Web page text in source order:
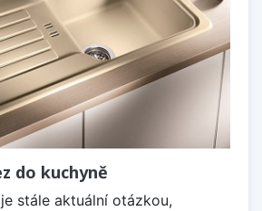
do kuchyně
stále aktuální otázkou,